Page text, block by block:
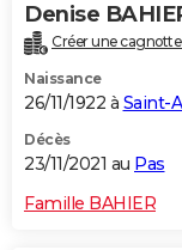
Denise
Créer une
Naissance
26/11/1922 à Saint-
Décès
23/11/2021 au Pas
Famille BAHIER